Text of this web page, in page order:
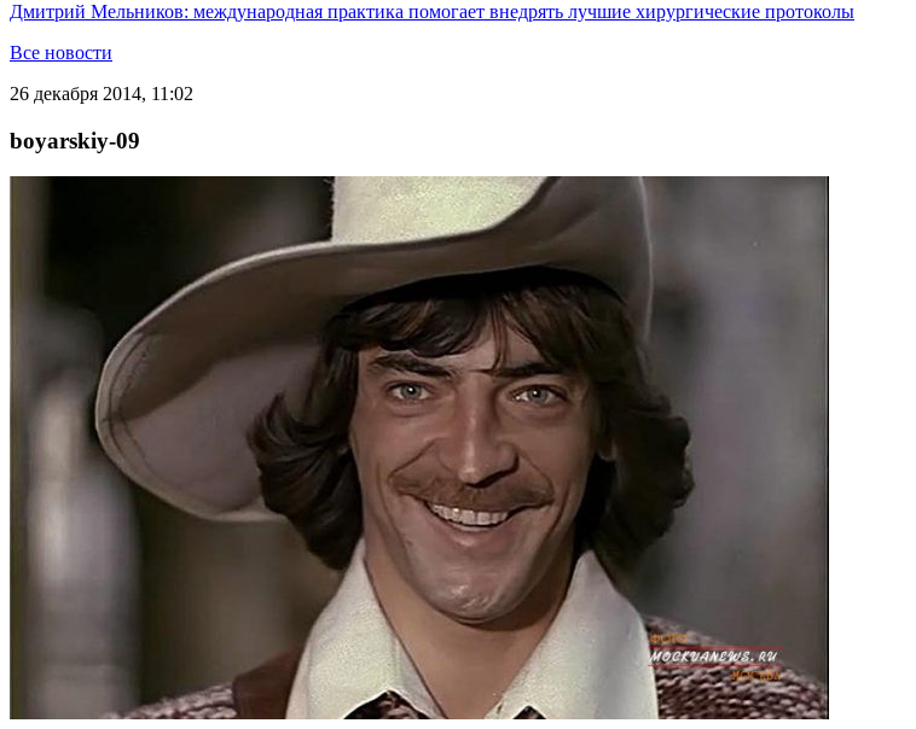
Дмитрий Мельников: международная практика помогает внедрять лучшие хирургические протоколы
Все новости
26 декабря 2014, 11:02
boyarskiy-09